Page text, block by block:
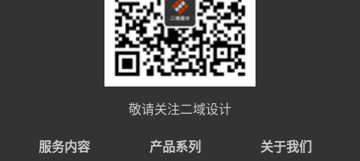
敬请关注二域设计
服务内容 产品系列 关于我们